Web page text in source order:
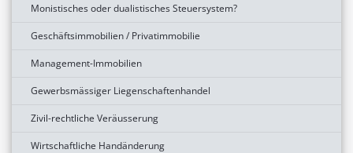
Monistisches oder dualistisches Steuersystem?
Geschäftsimmobilien / Privatimmobilie
Management-Immobilien
Gewerbsmässiger Liegenschaftenhandel
Zivil-rechtliche Veräusserung
Wirtschaftliche Handänderung